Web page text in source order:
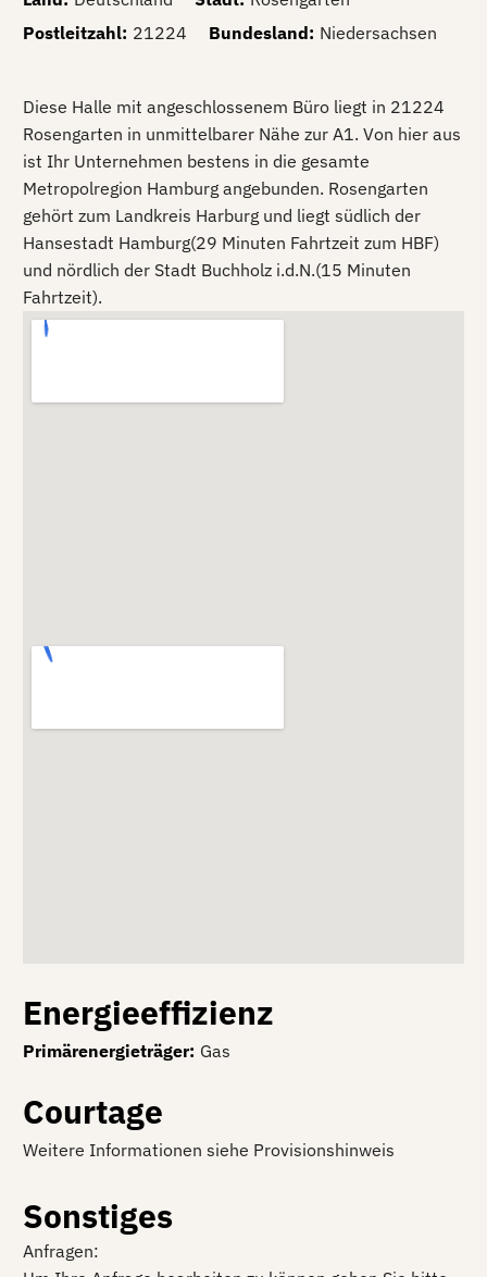
Postleitzahl: 21224 Bundesland: Niedersachsen
Diese Halle mit angeschlossenem Büro liegt in 21224
Rosengarten in unmittelbarer Nähe zur A1. Von hier aus
ist Ihr Unternehmen bestens in die gesamte
Metropolregion Hamburg angebunden. Rosengarten
gehört zum Landkreis Harburg und liegt südlich der
Hansestadt Hamburg(29 Minuten Fahrtzeit zum HBF)
und nördlich der Stadt Buchholz i.d.N.(15 Minuten
Fahrtzeit).
Energieeffizienz
Primärenergieträger: Gas
Courtage
Weitere Informationen siehe Provisionshinweis
Sonstiges
Anfragen: